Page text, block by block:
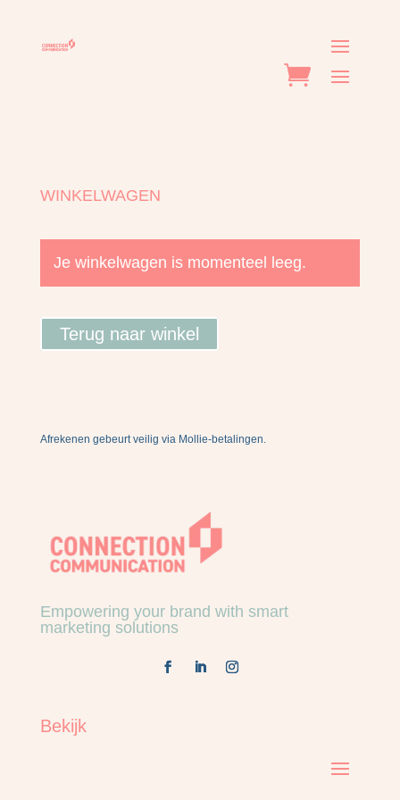
WINKELWAGEN
Je winkelwagen is momenteel leeg.
Terug naar winkel
Afrekenen gebeurt veilig via Mollie-betalingen.
Empowering your brand with smart
marketing solutions
Bekijk